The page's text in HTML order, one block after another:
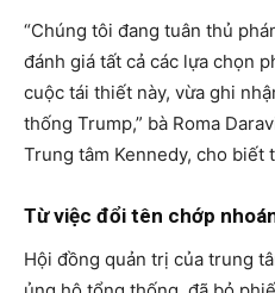
“Chúng tôi đang tuân thủ
đánh giá tất cả các lựa chọn
cuộc tái thiết này, vừa ghi
thống Trump,” bà Roma
Trung tâm Kennedy, cho biết
Từ việc đổi tên chớp
Hội đồng quản trị của trung